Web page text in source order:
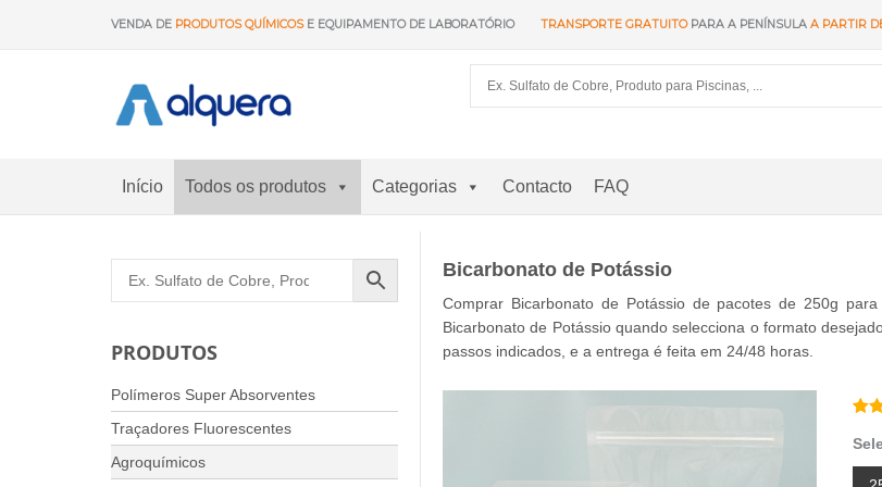
VENDA DE PRODUTOS QUÍMICOSE EQUIPAMENTO DE LABORATÓRIO TRANSPORTE GRATUITOPARA A PENÍNSULA A PARTIR
Início Todos os produtos Categorias Contacto FAQ
PRODUTOS
Polímeros Super Absorventes
Traçadores Fluorescentes
Agroquímicos
Bicarbonato de Potássio
Comprar Bicarbonato de Potássio de pacotes de 250g
Bicarbonato de Potássio quando selecciona o formato
passos indicados, e a entrega é feita em 24/48 horas.
5.00